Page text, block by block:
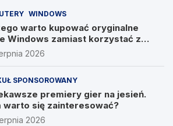
WINDOWS
warto kupować oryginalne
Windows zamiast korzystać z
źródeł?
2026
SPONSOROWANY
premiery gier na jesień.
warto się zainteresować?
2026